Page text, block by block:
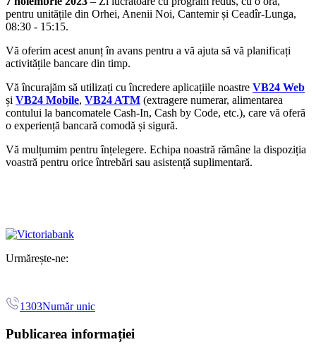
pentru unitățile din Orhei, Anenii Noi, Cantemir și Ceadîr-Lunga,
08:30 - 15:15.
Vă oferim acest anunț în avans pentru a vă ajuta să vă planificați
activitățile bancare din timp.
Vă încurajăm să utilizați cu încredere aplicațiile noastre VB24 Web
și VB24 Mobile, VB24 ATM (extragere numerar, alimentarea
contului la bancomatele Cash-In, Cash by Code, etc.), care vă oferă
o experiență bancară comodă și sigură.
Vă mulțumim pentru înțelegere. Echipa noastră rămâne la dispoziția
voastră pentru orice întrebări sau asistență suplimentară.
Urmărește-ne:
1303Număr unic
Publicarea informației